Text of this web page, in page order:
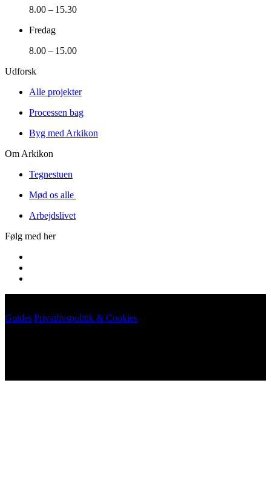
8.00 – 15.30
Fredag
8.00 – 15.00
Udforsk
Alle projekter
Processen bag
Byg med Arkikon
Om Arkikon
Tegnestuen
Mød os alle
Arbejdslivet
Følg med her
GuidesPrivatlivspolitik & Cookies